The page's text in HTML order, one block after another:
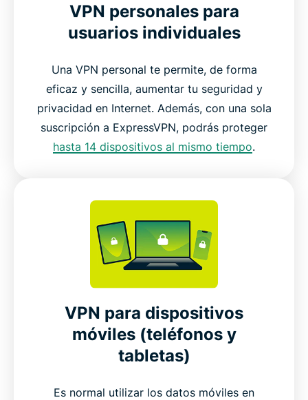
VPN personales para
usuarios individuales
Una VPN personal te permite, de forma
eficaz y sencilla, aumentar tu seguridad y
privacidad en Internet. Además, con una sola
suscripción a ExpressVPN, podrás proteger
hasta 14 dispositivos al mismo tiempo.
VPN para dispositivos
móviles (teléfonos y
tabletas)
Es normal utilizar los datos móviles en